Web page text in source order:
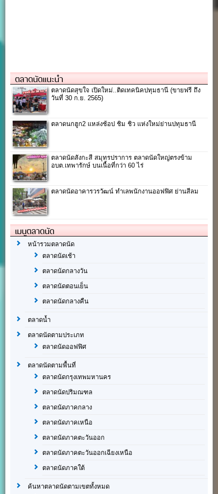
ตลาดนัดแนะนำ
ตลาดนัดสุขใจ เปิดใหม่..ติดเทคนิคปทุมธานี (ขายฟรี ถึง
วันที่ 30 ก.ย. 2565)
ตลาดนกฮูก2 แหล่งช้อป ชิม ชิว แห่งใหม่ย่านปทุมธานี
ตลาดนัดสังกะสี สมุทรปราการ ตลาดนัดใหญ่ตรงข้าม
อบต.เทพารักษ์ บนเนื้อที่กว่า 60 ไร่
ตลาดนัดอาคารวรวัฒน์ ทำเลพนักงานออฟฟิศ ย่านสีลม
เมนูตลาดนัด
หน้ารวมตลาดนัด
ตลาดนัดเช้า
ตลาดนัดกลางวัน
ตลาดนัดตอนเย็น
ตลาดนัดกลางคืน
ตลาดน้ำ
ตลาดนัดตามประเภท
ตลาดนัดออฟฟิศ
ตลาดนัดตามพื้นที่
ตลาดนัดกรุงเทพมหานคร
ตลาดนัดปริมณฑล
ตลาดนัดภาคกลาง
ตลาดนัดภาคเหนือ
ตลาดนัดภาคตะวันออก
ตลาดนัดภาคตะวันออกเฉียงเหนือ
ตลาดนัดภาคใต้
ค้นหาตลาดนัดตามเขตทั้งหมด